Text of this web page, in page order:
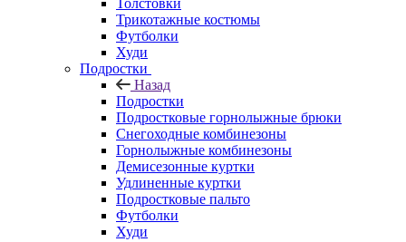
Толстовки
Трикотажные костюмы
Футболки
Худи
Подростки
Назад
Подростки
Подростковые горнолыжные брюки
Снегоходные комбинезоны
Горнолыжные комбинезоны
Демисезонные куртки
Удлиненные куртки
Подростковые пальто
Футболки
Худи